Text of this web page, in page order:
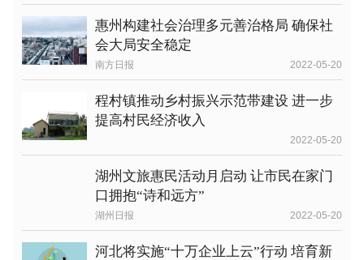
惠州构建社会治理多元善治格局 确保社
会大局安全稳定
南方日报 2022-05-20
程村镇推动乡村振兴示范带建设 进一步
提高村民经济收入
2022-05-20
湖州文旅惠民活动月启动 让市民在家门
口拥抱“诗和远方”
湖州日报 2022-05-20
河北将实施“十万企业上云”行动 培育新